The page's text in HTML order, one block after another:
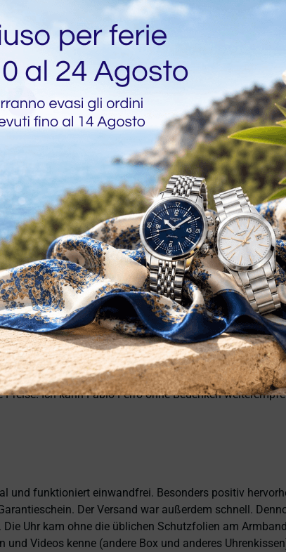
Anche il servizio è stato impeccabile:
affidabilità e prodotti di altissimo livello. Sono
Ich kann Fabio Ferro ohne Bedenken
und funktioniert einwandfrei. Besonders positiv
Der Versand war außerdem schnell.
Uhr kam ohne die üblichen Schutzfolien am
Videos kenne (andere Box und anderes